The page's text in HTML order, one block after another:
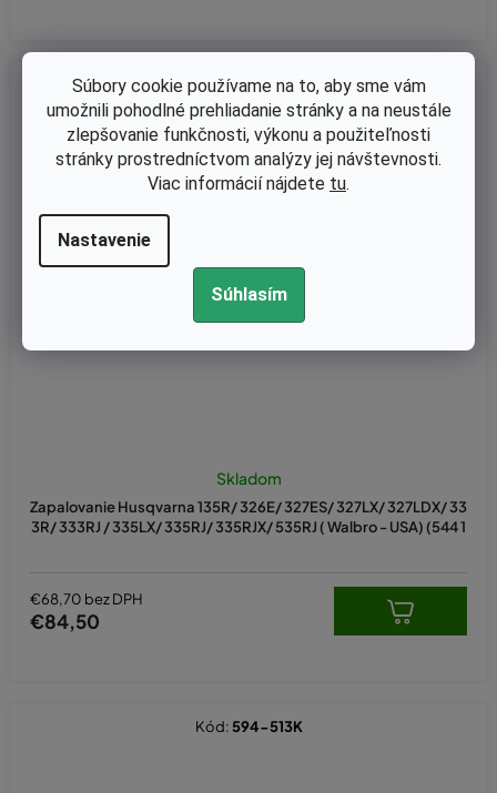
Súbory cookie používame na to, aby sme vám
umožnili pohodlné prehliadanie stránky a na neustále
zlepšovanie funkčnosti, výkonu a použiteľnosti
stránky prostredníctvom analýzy jej návštevnosti.
Viac informácií nájdete tu.
Nastavenie
Súhlasím
Zapalovanie Husqvarna 135R/ 326E/ 327ES/ 327LX/ 327LDX/ 33
3R/ 333RJ / 335LX/ 335RJ/ 335RJX/ 535RJ ( Walbro - USA) (544 1
Skladom
€68,70 bez DPH
€84,50
Kód:MBU-10
Kód: 594-513K